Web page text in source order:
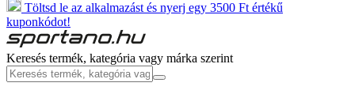
Töltsd le az alkalmazást és nyerj egy 3500 Ft értékű
kuponkódot!
Keresés termék, kategória vagy márka szerint